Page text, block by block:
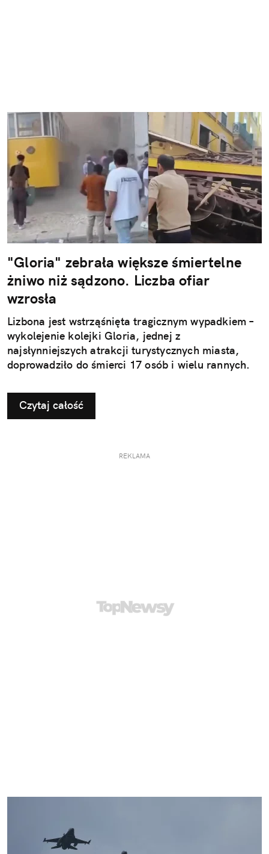
"Gloria" zebrała większe śmiertelne
żniwo niż sądzono. Liczba ofiar
wzrosła
Lizbona jest wstrząśnięta tragicznym wypadkiem –
wykolejenie kolejki Gloria, jednej z
najsłynniejszych atrakcji turystycznych miasta,
doprowadziło do śmierci 17 osób i wielu rannych.
Czytaj całość
REKLAMA